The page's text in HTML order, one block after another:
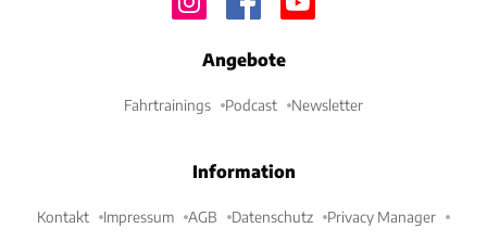
Angebote
Fahrtrainings Podcast Newsletter
Information
Kontakt Impressum AGB Datenschutz Privacy Manager